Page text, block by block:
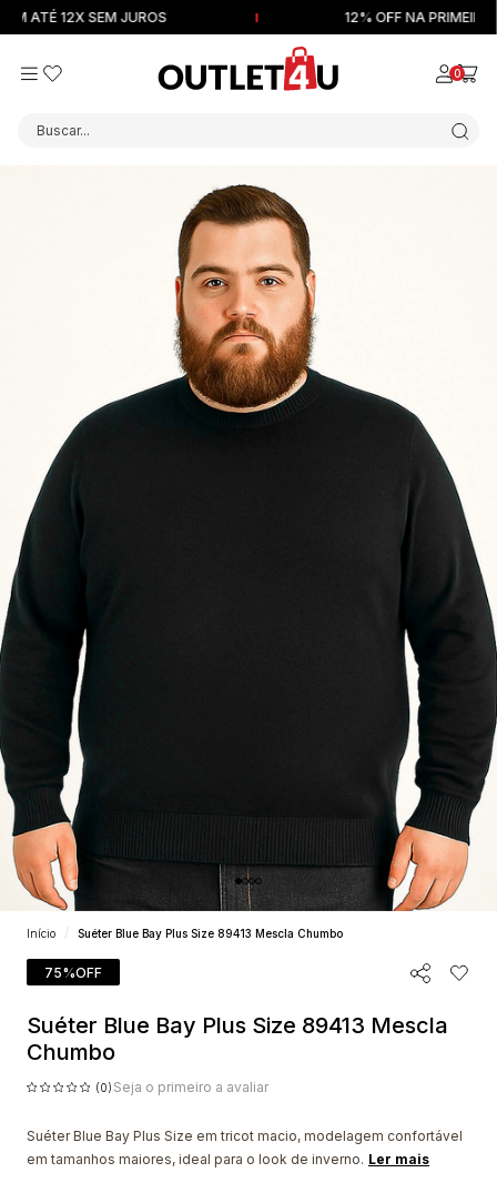
12X SEM JUROS 12% OFF NA PRIMEIRA
0
Buscar...
Início Suéter Blue Bay Plus Size 89413 Mescla Chumbo
75%OFF
Suéter Blue Bay Plus Size 89413 Mescla
Chumbo
(0) Seja o primeiro a avaliar
Suéter Blue Bay Plus Size em tricot macio, modelagem confortável
em tamanhos maiores, ideal para o look de inverno. Ler mais